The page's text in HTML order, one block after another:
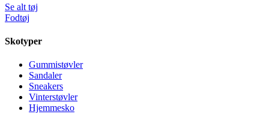
Se alt tøj
Fodtøj
Skotyper
Gummistøvler
Sandaler
Sneakers
Vinterstøvler
Hjemmesko